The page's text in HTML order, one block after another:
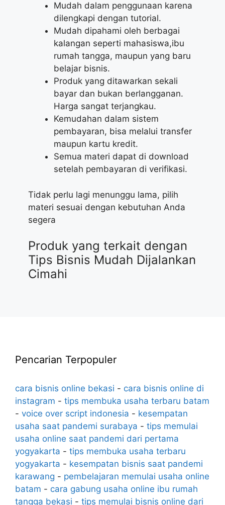
Mudah dalam penggunaan karena
dilengkapi dengan tutorial.
Mudah dipahami oleh berbagai
kalangan seperti mahasiswa,ibu
rumah tangga, maupun yang baru
belajar bisnis.
Produk yang ditawarkan sekali
bayar dan bukan berlangganan.
Harga sangat terjangkau.
Kemudahan dalam sistem
pembayaran, bisa melalui transfer
maupun kartu kredit.
Semua materi dapat di download
setelah pembayaran di verifikasi.
Tidak perlu lagi menunggu lama, pilih
materi sesuai dengan kebutuhan Anda
segera
Produk yang terkait dengan
Tips Bisnis Mudah Dijalankan
Cimahi
Pencarian Terpopuler
cara bisnis online bekasi - cara bisnis online di
instagram - tips membuka usaha terbaru batam
- voice over script indonesia - kesempatan
usaha saat pandemi surabaya - tips memulai
usaha online saat pandemi dari pertama
yogyakarta - tips membuka usaha terbaru
yogyakarta - kesempatan bisnis saat pandemi
karawang - pembelajaran memulai usaha online
batam - cara gabung usaha online ibu rumah
tangga bekasi - tips memulai bisnis online dari